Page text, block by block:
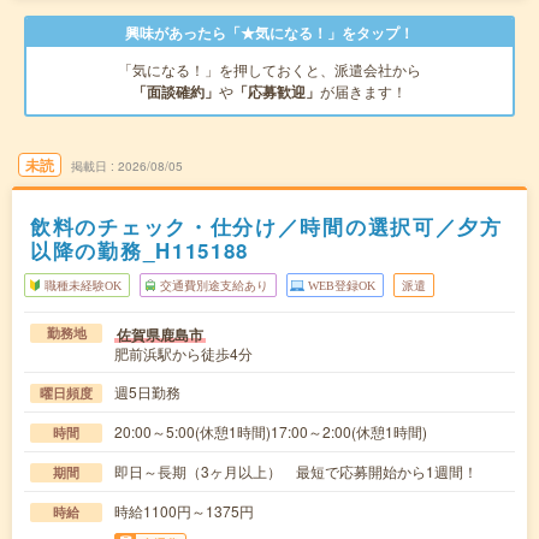
興味があったら「★気になる！」をタップ！
「気になる！」を押しておくと、派遣会社から
「面談確約」 や 「応募歓迎」 が届きます！
未読 掲載日 2026/08/05
飲料のチェック・仕分け／時間の選択可／夕方
以降の勤務_H115188
職種未経験OK 交通費別途支給あり WEB登録OK 派遣
勤務地 佐賀県鹿島市
肥前浜駅から徒歩4分
曜日頻度 週5日勤務
時間 20:00～5:00(休憩1時間)17:00～2:00(休憩1時間)
期間 即日～長期（3ヶ月以上） 最短で応募開始から1週間！
時給 時給1100円～1375円